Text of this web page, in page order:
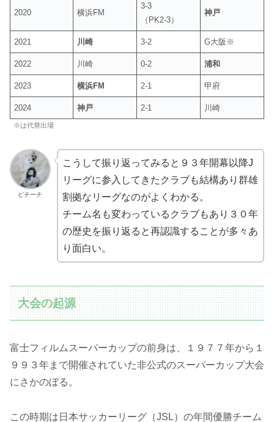
2020 横浜FM
3-3
（PK2-3）
神戸
2021 川崎 3-2 G大阪※
2022 川崎 0-2 浦和
2023 横浜FM 2-1 甲府
2024 神戸 2-1 川崎
※は代替出場
ピチーチ
こうして振り返ってみると９３年開幕以降J
リーグに参入してきたクラブも結構あり群雄
割拠なリーグなのがよくわかる。
チーム名も変わっているクラブもあり３０年
の歴史を振り返ると再認識することが多々あ
り面白い。
大会の起源
富士フィルムスーパーカップの前身は、１９７７年から１
９９３年まで開催されていた非公式のスーパーカップ大会
にさかのぼる。
この時期は日本サッカーリーグ（JSL）の年間優勝チーム